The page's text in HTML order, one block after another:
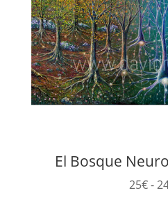
El Bosque
25€-